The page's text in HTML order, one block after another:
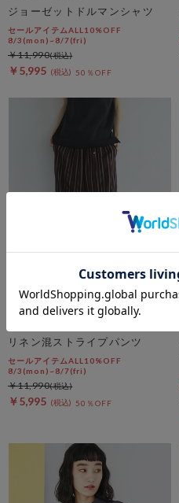
ジョーゼットドルマンシャツ
セールアイテムALL10%OFF
8/3(mon)~8/7(fri)
￥5,995 50％OFF
￥11,990
リネン混ストライプパンツ
セールアイテムALL10%OFF
8/3(mon)~8/7(fri)
￥5,995 50％OFF
￥11,990